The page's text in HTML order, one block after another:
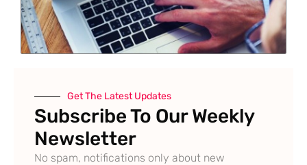
Get The Latest Updates
Subscribe To Our Weekly
Newsletter
No spam, notifications only about new